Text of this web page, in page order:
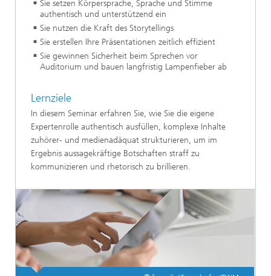
Sie setzen Körpersprache, Sprache und Stimme
authentisch und unterstützend ein
Sie nutzen die Kraft des Storytellings
Sie erstellen Ihre Präsentationen zeitlich effizient
Sie gewinnen Sicherheit beim Sprechen vor
Auditorium und bauen langfristig Lampenfieber ab
Lernziele
In diesem Seminar erfahren Sie, wie Sie die eigene
Expertenrolle authentisch ausfüllen, komplexe Inhalte
zuhörer- und medienadäquat strukturieren, um im
Ergebnis aussagekräftige Botschaften straff zu
kommunizieren und rhetorisch zu brillieren.